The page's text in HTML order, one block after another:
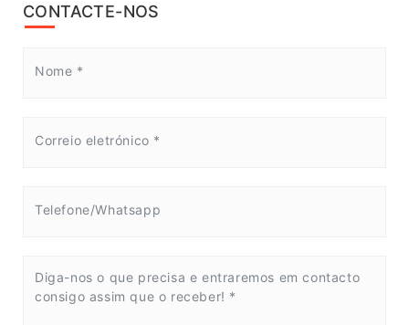
CONTACTE-NOS